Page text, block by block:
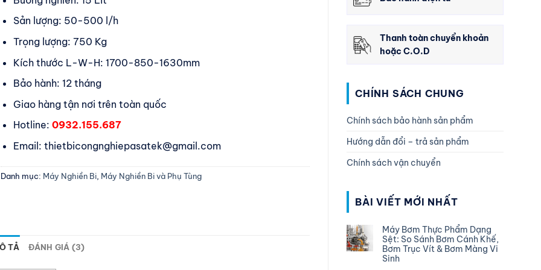
Thanh toàn chuyển khoản
hoặc C.O.D
CHÍNH SÁCH CHUNG
Chính sách bảo hành sản phẩm
Hướng dẫn đổi – trả sản phẩm
Chính sách vận chuyển
BÀI VIẾT MỚI NHẤT
Máy Bơm Thực Phẩm Dạng
Sệt: So Sánh Bơm Cánh Khế,
Bơm Trục Vít & Bơm Màng Vi
Sinh
Sản lượng: 50-500 l/h
Trọng lượng: 750 Kg
Kích thước L-W-H: 1700-850-1630mm
Bảo hành: 12 tháng
Giao hàng tận nơi trên toàn quốc
Hotline: 0932.155.687
Email: thietbicongnghiepasatek@gmail.com
Danh mục: Máy Nghiền Bi Máy Nghiền Bi và Phụ Tùng
TẢ ĐÁNH GIÁ (3)